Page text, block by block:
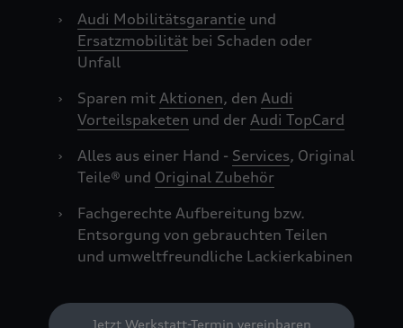
›
Audi Mobilitätsgarantie und
Ersatzmobilitätbei Schaden oder
Unfall
›
Sparen mit Aktionen, den Audi
Vorteilspaketen und der Audi TopCard
›
Alles aus einer Hand - Services, Original
Teile® und Original Zubehör
›
Fachgerechte Aufbereitung bzw.
Entsorgung von gebrauchten Teilen
und umweltfreundliche Lackierkabinen
Jetzt Werkstatt-Termin vereinbaren